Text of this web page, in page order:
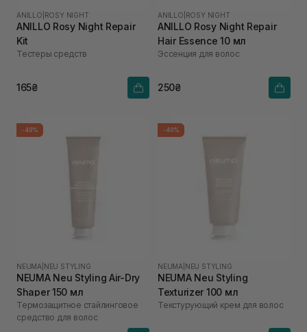
ANILLO ROSY NIGHT
ANILLO Rosy Night Repair
Kit
Тестеры средств
165₴
ANILLO ROSY NIGHT
ANILLO Rosy Night Repair
Hair Essence 10 мл
Эссенция для волос
250₴
-40%
NEUMA NEU STYLING
NEUMA Neu Styling Air-Dry
Shaper 150 мл
Термозащитное стайлинговое
средство для волос
-40%
NEUMA NEU STYLING
NEUMA Neu Styling
Texturizer 100 мл
Текстурующий крем для волос